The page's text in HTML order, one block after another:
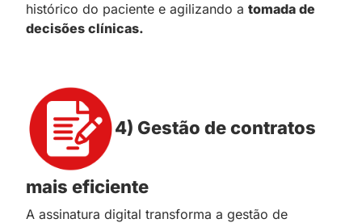
histórico do paciente e agilizando a tomada de
decisões clínicas.
4) Gestão de contratos
mais eficiente
A assinatura digital transforma a gestão de